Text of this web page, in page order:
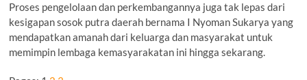
Proses pengelolaan dan perkembangannya juga tak lepas dari
kesigapan sosok putra daerah bernama I Nyoman Sukarya yang
mendapatkan amanah dari keluarga dan masyarakat untuk
memimpin lembaga kemasyarakatan ini hingga sekarang.